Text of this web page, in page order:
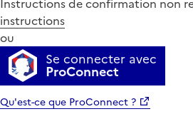
instructions
ou
Se connecter avec
ProConnect
Qu'est-ce que ProConnect ?